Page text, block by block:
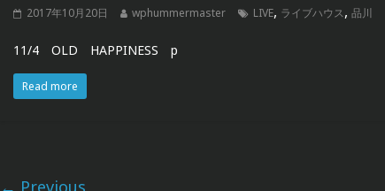
2017年10月20日 wphummermaster LIVE, ライブハウス, 品川
11/4 OLD HAPPINESS p
Read more
← Previous